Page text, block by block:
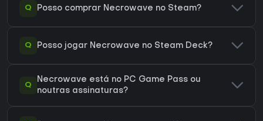
Q Posso comprar Necrowave no Steam?
Q Posso jogar Necrowave no Steam Deck?
Q
Necrowave está no PC Game Pass ou
noutras assinaturas?